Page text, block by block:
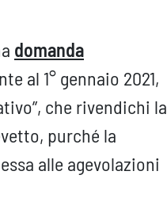
domanda
al 1° gennaio 2021,
che rivendichi la
purché la
alle agevolazioni